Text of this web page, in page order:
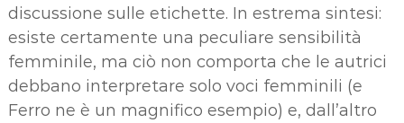
discussione sulle etichette. In estrema sintesi:
esiste certamente una peculiare sensibilità
femminile, ma ciò non comporta che le autrici
debbano interpretare solo voci femminili (e
Ferro ne è un magnifico esempio) e, dall’altro